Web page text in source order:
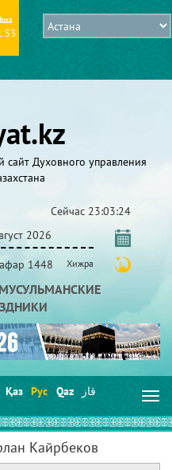
Духовного управления
Сейчас 23:03:25
2026
1448 Хижра
Қаз Рус Qaz قاز
Кайрбеков